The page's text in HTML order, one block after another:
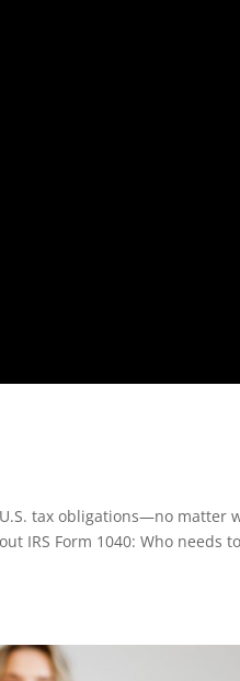
tax obligations—no matter
IRS Form 1040: Who needs